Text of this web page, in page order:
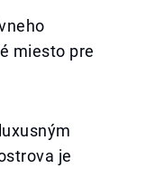
miesto pre
je